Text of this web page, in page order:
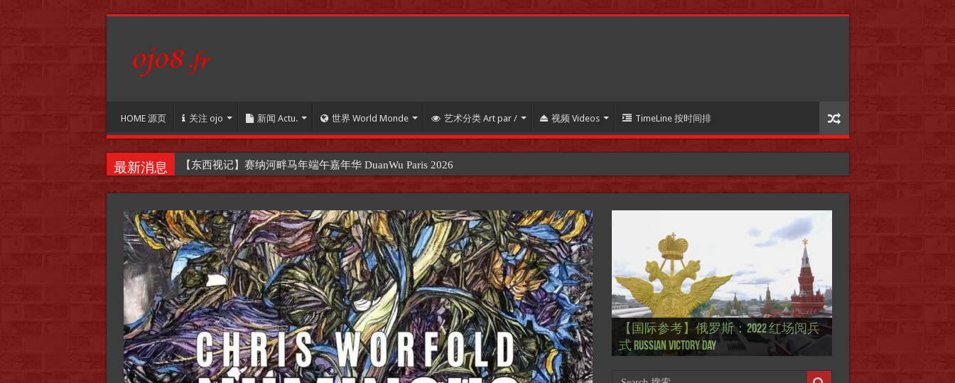
HOME 源页 关注 ojo 新闻 Actu. 世界 World Monde 艺术分类 Art par / 视频 Videos TimeLine 按时间排
最新消息 【东西视记】赛纳河畔马年端午嘉年华 DuanWu Paris 2026
【国际参考】俄罗斯：2022 红场阅兵
式 Russian Victory Day
【国际参考】”戏剧性“服装设计师
Thierry Mugler 蒂埃里.穆勒 去世, 享年 73
岁
【国际参考】海湖庄园: Xi & Trump 内幕
Mar-a-Lago leak
【东西视记】1937年的毕加索, 海明威,
肯尼迪 1937 – La fin de l’innocence (2/2)
【东西视记】1937年的毕加索, 海明威,
肯尼迪 1937 – La fin de l’innocence (1/2)
【东西视记】1961年4月12日 尤里·加加
林 成为第一“太空人”